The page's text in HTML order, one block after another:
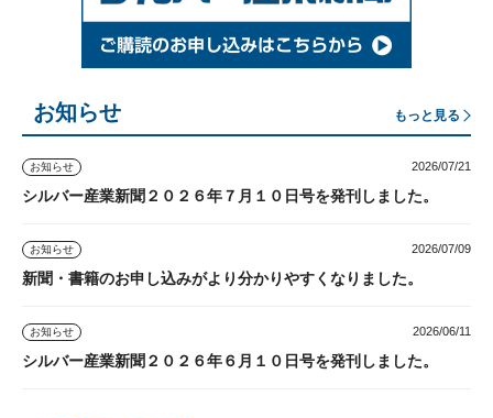
お知らせ もっと見る
お知らせ 2026/07/21
シルバー産業新聞２０２６年７月１０日号を発刊しました。
お知らせ 2026/07/09
新聞・書籍のお申し込みがより分かりやすくなりました。
お知らせ 2026/06/11
シルバー産業新聞２０２６年６月１０日号を発刊しました。